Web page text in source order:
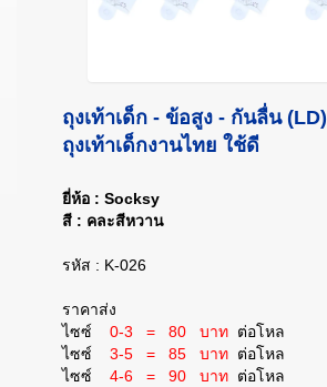
ถุงเท้าเด็ก - ข้อสูง - กันลื่น (LD)
ถุงเท้าเด็กงานไทย ใช้ดี
ยี่ห้อ : Socksy
สี : คละสีหวาน
รหัส : K-026
ราคาส่ง
ไซซ์ 0-3 = 80 บาท ต่อโหล
ไซซ์ 3-5 = 85 บาท ต่อโหล
ไซซ์ 4-6 = 90 บาท ต่อโหล